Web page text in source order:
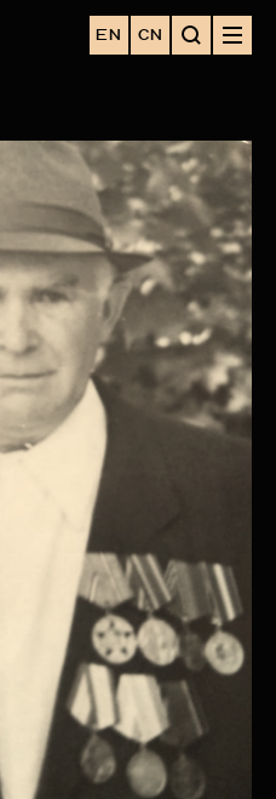
EN CN